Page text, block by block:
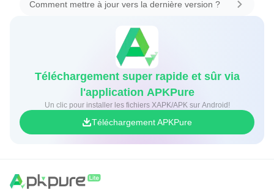
Comment mettre à jour vers la dernière version ?
Téléchargement super rapide et sûr via
l'application APKPure
Un clic pour installer les fichiers XAPK/APK sur Android!
Téléchargement APKPure